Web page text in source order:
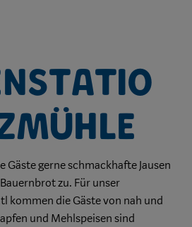
Gäste gerne schmackhafte Jausen
zu. Für unser
kommen die Gäste von nah und
und Mehlspeisen sind